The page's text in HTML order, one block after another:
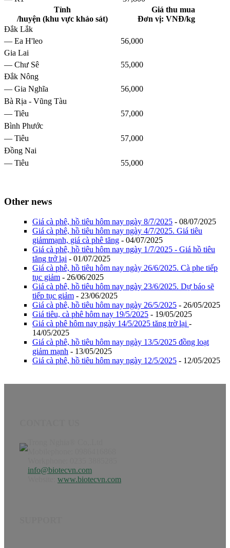
Tỉnh
/huyện (khu vực khảo sát)
Giá thu mua
Đơn vị: VNĐ/kg
Đắk Lắk
— Ea H'leo
56,000
Gia Lai
— Chư Sê
55,000
Đắk Nông
— Gia Nghĩa
56,000
Bà Rịa - Vũng Tàu
— Tiêu
57,000
Bình Phước
— Tiêu
57,000
Đồng Nai
— Tiêu
55,000
Other news
Giá cà phê, hồ tiêu hôm nay ngày 8/7/2025 - 08/07/2025
Giá cà phê, hồ tiêu hôm nay ngày 4/7/2025. Giá tiêu
giảmmạnh, giá cà phê tăng - 04/07/2025
Giá cà phê, hồ tiêu hôm nay ngày 1/7/2025 - Giá hồ tiêu
tăng trở lại - 01/07/2025
Giá cà phê, hồ tiêu hôm nay ngày 26/6/2025. Cà phe tiếp
tục giảm - 26/06/2025
Giá cà phê, hồ tiêu hôm nay ngày 23/6/2025. Dự báo sẽ
tiếp tục giảm - 23/06/2025
Giá cà phê, hồ tiêu hôm nay ngày 26/5/2025 - 26/05/2025
Giá tiêu, cà phê hôm nay 19/5/2025 - 19/05/2025
Giá cà phê hôm nay ngày 14/5/2025 tăng trờ lại -
14/05/2025
Giá cà phê, hồ tiêu hôm nay ngày 13/5/2025 đồng loạt
giảm mạnh - 13/05/2025
Giá cà phê, hồ tiêu hôm nay ngày 12/5/2025 - 12/05/2025
info@biotecvn.com
www.biotecvn.com